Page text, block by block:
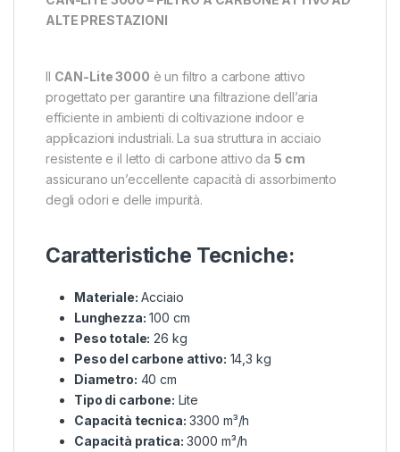
ALTE PRESTAZIONI
Il CAN-Lite 3000 è un filtro a carbone attivo
progettato per garantire una filtrazione dell’aria
efficiente in ambienti di coltivazione indoor e
applicazioni industriali. La sua struttura in acciaio
resistente e il letto di carbone attivo da 5 cm
assicurano un’eccellente capacità di assorbimento
degli odori e delle impurità.
Caratteristiche Tecniche:
Materiale: Acciaio
Lunghezza: 100 cm
Peso totale: 26 kg
Peso del carbone attivo: 14,3 kg
Diametro: 40 cm
Tipo di carbone: Lite
Capacità tecnica: 3300 m³/h
Capacità pratica: 3000 m³/h